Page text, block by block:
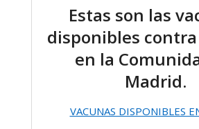
Estas son las
disponibles contra
en la
Madrid.
VACUNAS DISPONIBLES